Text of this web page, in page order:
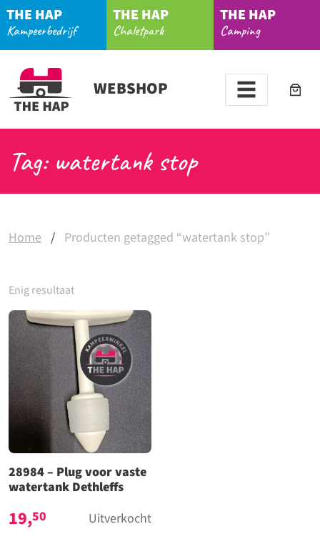
THE HAP
Kampeerbedrijf
THE HAP
Chaletpark
THE HAP
Camping
WEBSHOP
Tag: watertank stop
Home / Producten getagged “watertank stop”
Enig resultaat
28984 – Plug voor vaste
watertank Dethleffs
19,50
Uitverkocht